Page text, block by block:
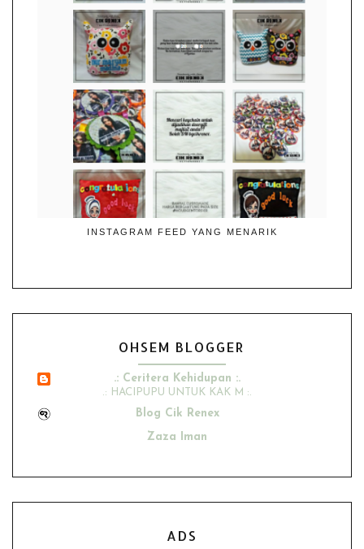
INSTAGRAM FEED YANG MENARIK
OHSEM BLOGGER
.: Ceritera Kehidupan :.
.: HACIPUPU UNTUK KAK M :.
Blog Cik Renex
Zaza Iman
Show All
ADS